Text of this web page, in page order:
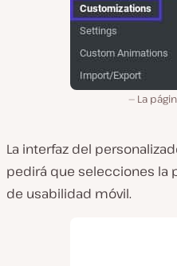
La
La interfaz del
pedirá que selecciones la
de usabilidad móvil.